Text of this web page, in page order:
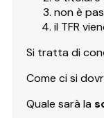
non è
il TFR
Si tratta di
Come ci si
Quale sarà la